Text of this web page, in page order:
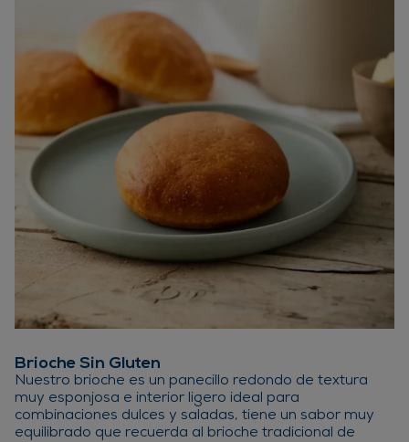
Brioche Sin Gluten
Nuestro brioche es un panecillo redondo de textura
muy esponjosa e interior ligero ideal para
combinaciones dulces y saladas, tiene un sabor muy
equilibrado que recuerda al brioche tradicional de